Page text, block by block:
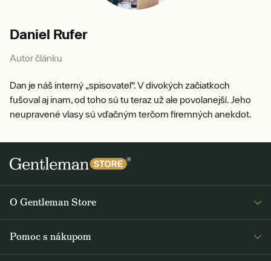
Daniel Rufer
Autor článku
Dan je náš interný „spisovateľ“. V divokých začiatkoch
fušoval aj inam, od toho sú tu teraz už ale povolanejší. Jeho
neupravené vlasy sú vďačným terčom firemných anekdot.
O Gentleman Store
Pomoc s nákupom